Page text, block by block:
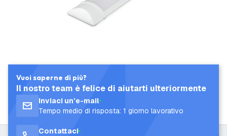
Vuoi saperne di più?
Il nostro team è felice di aiutarti ulteriormente
Inviaci un’e-mail
Tempo medio di risposta: 1 giorno lavorativo
Contattaci